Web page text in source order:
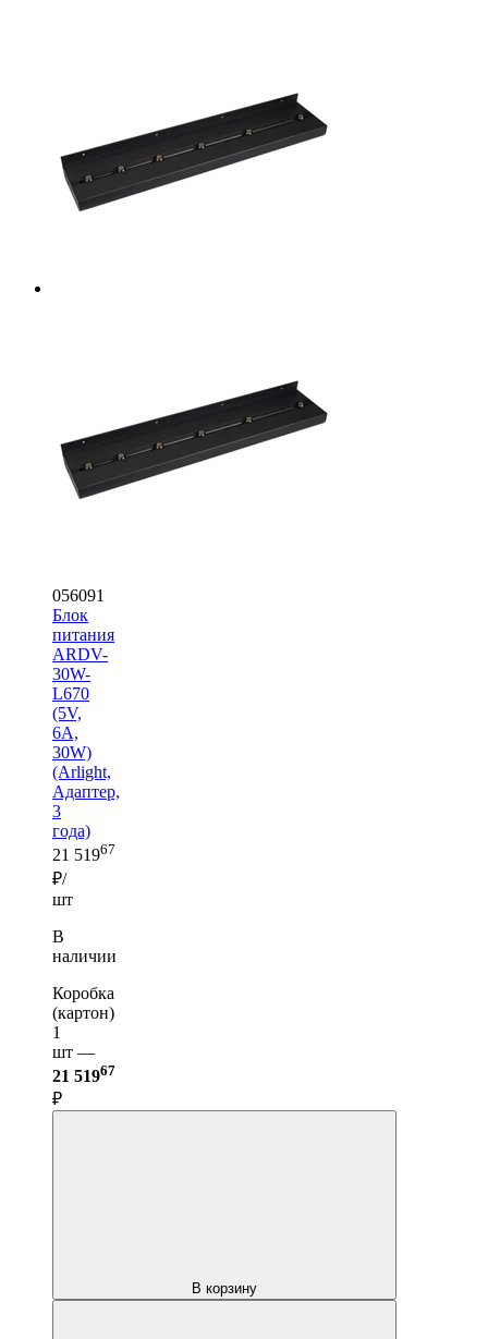
056091
Блок
питания
ARDV-
30W-
L670
(5V,
6A,
30W)
(Arlight,
Адаптер,
3
года)
21 51967
₽/
шт
В
наличии
Коробка
(картон)
1
шт —
21 51967
₽
В корзину